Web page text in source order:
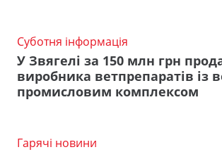
Суботня інформація
У Звягелі за 150 млн грн
виробника ветпрепаратів із
промисловим комплексом
Гарячі новини